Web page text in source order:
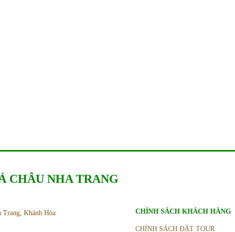
CHÂU NHA TRANG
Khánh Hòa
CHÍNH SÁCH KHÁCH HÀNG
CHÍNH SÁCH ĐẶT TOUR